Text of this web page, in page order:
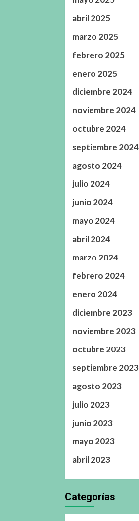
abril 2025
marzo 2025
febrero 2025
enero 2025
diciembre 2024
noviembre 2024
octubre 2024
septiembre 2024
agosto 2024
julio 2024
junio 2024
mayo 2024
abril 2024
marzo 2024
febrero 2024
enero 2024
diciembre 2023
noviembre 2023
octubre 2023
septiembre 2023
agosto 2023
julio 2023
junio 2023
mayo 2023
abril 2023
Categorías